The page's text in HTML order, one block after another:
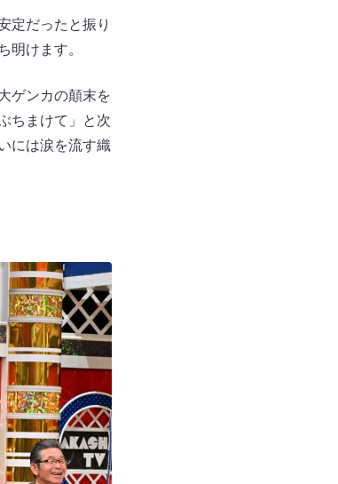
定だったと振り
明けます。
ゲンカの顛末を
ちまけて」と次
には涙を流す織